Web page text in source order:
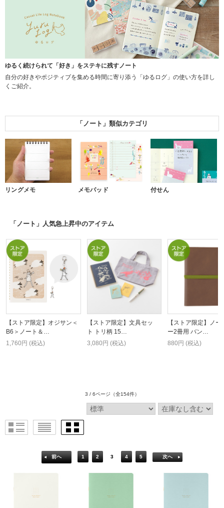
ゆるく続けられて「好き」をステキに残すノート
自分の好きやポジティブを集める時間に寄り添う「ゆるログ」の使い方を詳し
くご紹介。
「ノート」類似カテゴリ
リングメモ メモパッド 付せん
「ノート」人気急上昇中のアイテム
【ストア限定】オジサン＜
B6＞ノート＆…
1,760円 (税込)
【ストア限定】文具セッ
ト トリ柄 15…
3,080円 (税込)
【ストア限定】ノー
ー2冊用 バン…
880円 (税込)
3 / 6ページ （全154件）
前へ 1 2 3 4 5 次へ